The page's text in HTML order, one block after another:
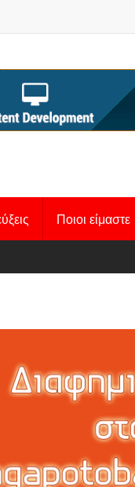
Ποιοι είμαστε